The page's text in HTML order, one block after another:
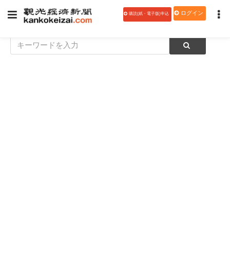
購読(紙・電子版)申込 ログイン